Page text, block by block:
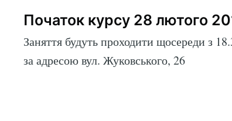
Початок курсу 28 лютого
Заняття будуть проходити щосереди з
за адресою вул. Жуковського, 26